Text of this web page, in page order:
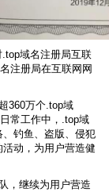
域名注册局互联
注册局在互联网网
360万个.top域
常工作中，.top域
钓鱼、盗版、侵犯
动，为用户营造健
，继续为用户营造